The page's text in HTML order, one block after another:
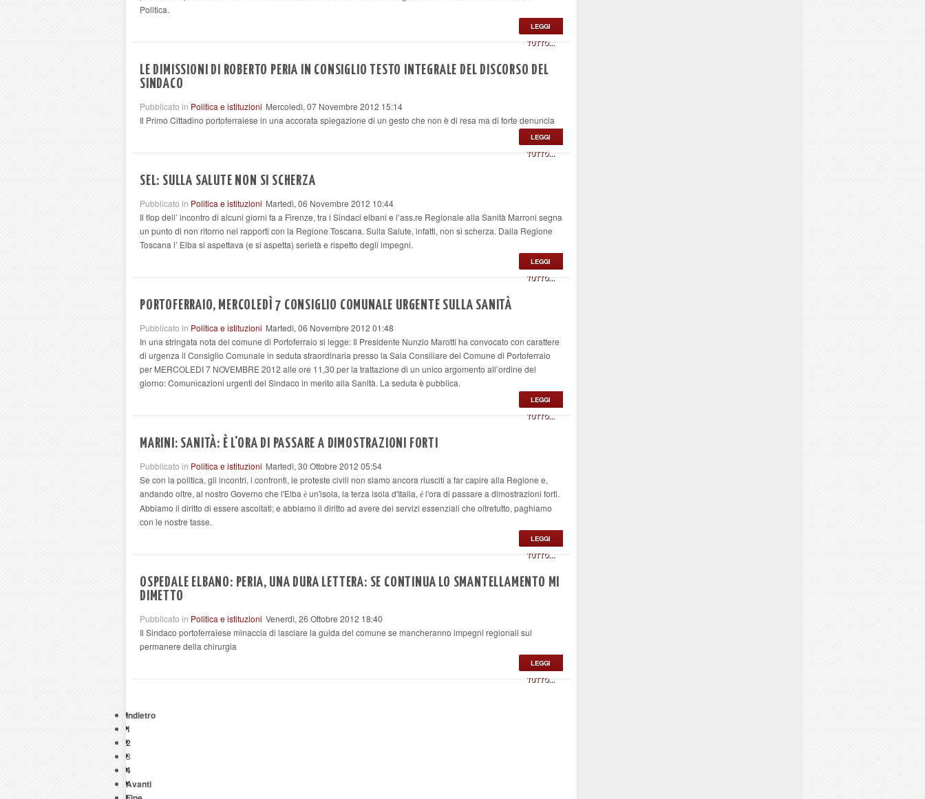
Politica.
LEGGI
TUTTO...
LE DIMISSIONI DI ROBERTO PERIA IN CONSIGLIO TESTO INTEGRALE DEL DISCORSO DEL
SINDACO
Pubblicato in Politica e istituzioni Mercoledì, 07 Novembre 2012 15:14
Il Primo Cittadino portoferraiese in una accorata spiegazione di un gesto che non è di resa ma di forte denuncia
LEGGI
TUTTO...
SEL: SULLA SALUTE NON SI SCHERZA
Pubblicato in Politica e istituzioni Martedì, 06 Novembre 2012 10:44
Il flop dell’ incontro di alcuni giorni fa a Firenze, tra i Sindaci elbani e l’ass.re Regionale alla Sanità Marroni segna
un punto di non ritorno nei rapporti con la Regione Toscana. Sulla Salute, infatti, non si scherza. Dalla Regione
Toscana l’ Elba si aspettava (e si aspetta) serietà e rispetto degli impegni.
LEGGI
TUTTO...
PORTOFERRAIO, MERCOLEDÌ 7 CONSIGLIO COMUNALE URGENTE SULLA SANITÀ
Pubblicato in Politica e istituzioni Martedì, 06 Novembre 2012 01:48
In una stringata nota del comune di Portoferraio si legge: Il Presidente Nunzio Marotti ha convocato con carattere
di urgenza il Consiglio Comunale in seduta straordinaria presso la Sala Consiliare del Comune di Portoferraio
per MERCOLEDI 7 NOVEMBRE 2012 alle ore 11,30 per la trattazione di un unico argomento all’ordine del
giorno: Comunicazioni urgenti del Sindaco in merito alla Sanità. La seduta è pubblica.
LEGGI
TUTTO...
MARINI: SANITÀ: È L'ORA DI PASSARE A DIMOSTRAZIONI FORTI
Pubblicato in Politica e istituzioni Martedì, 30 Ottobre 2012 05:54
Se con la politica, gli incontri, i confronti, le proteste civili non siamo ancora riusciti a far capire alla Regione e,
andando oltre, al nostro Governo che l'Elba è un'isola, la terza isola d'Italia, é l'ora di passare a dimostrazioni forti.
Abbiamo il diritto di essere ascoltati; e abbiamo il diritto ad avere dei servizi essenziali che oltretutto, paghiamo
con le nostre tasse.
LEGGI
TUTTO...
OSPEDALE ELBANO: PERIA, UNA DURA LETTERA: SE CONTINUA LO SMANTELLAMENTO MI
DIMETTO
Pubblicato in Politica e istituzioni Venerdì, 26 Ottobre 2012 18:40
Il Sindaco portoferraiese minaccia di lasciare la guida del comune se mancheranno impegni regionali sul
permanere della chirurgia
LEGGI
TUTTO...
Indietro
1
2
3
4
Avanti